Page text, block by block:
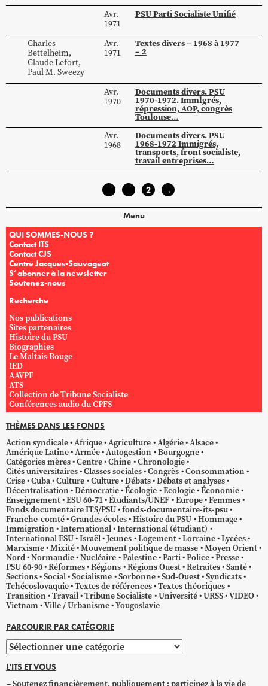
Avr.
1971
PSU Parti Socialiste Unifié
Charles
Bettelheim,
ClaudeLefort,
Paul M. Sweezy
Avr.
1971
Textes divers – 1968 à 1977
– 2
Avr.
1970
Documents divers. PSU
1970-1972. Immlgrés,
répression, AOP, congrès
Toulouse…
Avr.
1968
Documents divers. PSU
1968-1972 Immigrés,
transports, front socialiste,
travail entreprises…
2 →
Menu
QUI SOMMES-NOUS ?
Contact ITS
Contact CJS
Centre Jacques-Sauvageot
S’abonner à la newsletter
Soutenez-nous
Recherche
Nos publications
Sites partenaires
Histoire du PSU
Biographies
Le Maltais Rouge
IED
AAVPF
ATS
Collection de Tribune Socialiste
Conférences audio du CPFS
THÈMES DANS LES FONDS
Action syndicale Afrique Agriculture Algérie Alsace
Amérique Latine Armée Autogestion
Bourgogne
Catégories mères Centre Chine Chronologie
Cités universitaires Classes sociales Congrès Consommation
Crise Cuba Culture Culture Débats Débats et analyses
Décentralisation Démocratie Écologie Ecologie Économie
Enseignement ESU 60-71 Étudiants/UNEF Europe Femmes
Fonds documentaire ITS/PSU fonds-documentaire-its-psu
Franche-comté Grandes écoles Histoire du PSU Hommage
Immigration International International (étudiant)
International ESU Israël Jeunes Logement Lorraine Lycées
Marxisme Mixité Mouvement politique de masse Moyen Orient
Nord Normandie Nucléaire Palestine Parti Police Presse
PSU 60-90 Réformes Régions Régions Ouest Retraites Santé
Sections Social Socialisme Sorbonne Sud-Ouest Syndicats
Tchécoslovaquie Textes de références Textes théoriques
Transition Travail Tribune Socialiste Université URSS VIDEO
Vietnam Ville / Urbanisme Yougoslavie
PARCOURIR PAR CATÉGORIE
Parcourir
par
catégorie
L'ITS ET VOUS